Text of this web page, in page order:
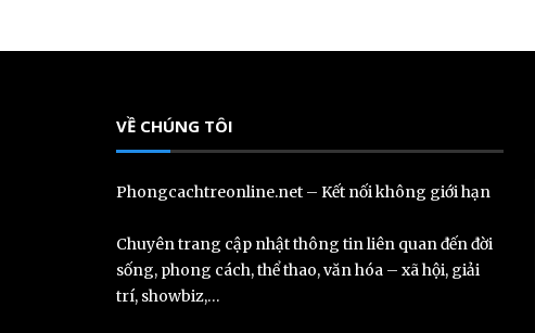
VỀ CHÚNG TÔI
Phongcachtreonline.net – Kết nối không giới hạn
Chuyên trang cập nhật thông tin liên quan đến đời
sống, phong cách, thể thao, văn hóa – xã hội, giải
trí, showbiz,…